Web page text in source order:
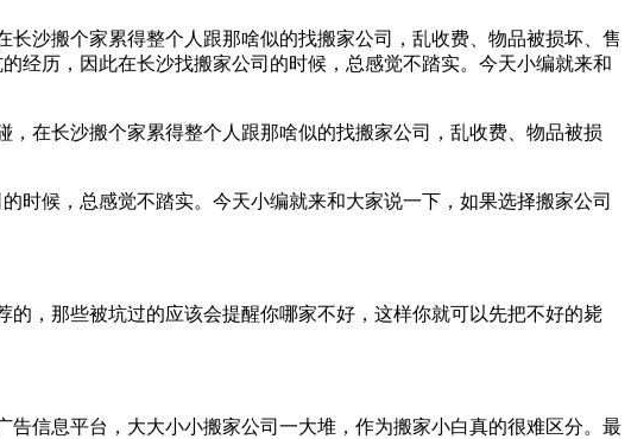
沙搬个家累得整个人跟那啥似的找搬家公司，乱收费、物品被损坏、售
经历，因此在长沙找搬家公司的时候，总感觉不踏实。今天小编就来和
在长沙搬个家累得整个人跟那啥似的找搬家公司，乱收费、物品被损
时候，总感觉不踏实。今天小编就来和大家说一下，如果选择搬家公司
，那些被坑过的应该会提醒你哪家不好，这样你就可以先把不好的毙
信息平台，大大小小搬家公司一大堆，作为搬家小白真的很难区分。最